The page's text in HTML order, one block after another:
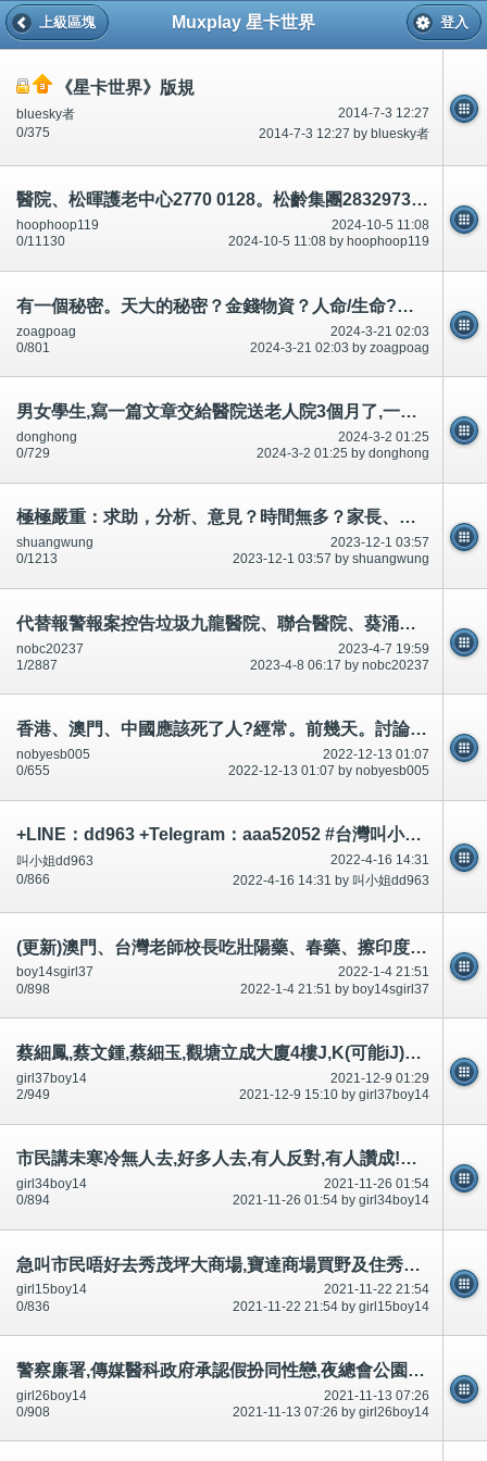
Muxplay 星卡世界
上級區塊 登入
《星卡世界》版規
2014-7-3 12:27
bluesky者
2014-7-3 12:27 by bluesky者
0/375
醫院、松暉護老中心2770 0128。松齡集團28329737知道病人吃/食多少.餵食
2024-10-5 11:08
hoophoop119
2024-10-5 11:08 by hoophoop119
0/11130
有一個秘密。天大的秘密？金錢物資？人命/生命?叫容逸郎小學監護人62210969每一個人都不同/唔同!香港中國
2024-3-21 02:03
zoagpoag
2024-3-21 02:03 by zoagpoag
0/801
男女學生,寫一篇文章交給醫院送老人院3個月了,一天不給/唔俾80歲8杯水,20歲20杯,廁所8次～蘇志豪/蘇貴利61361681
2024-3-2 01:25
donghong
2024-3-2 01:25 by donghong
0/729
極極嚴重：求助，分析、意見？時間無多？家長、學生。
2023-12-1 03:57
shuangwung
2023-12-1 03:57 by shuangwung
0/1213
代替報警報案控告垃圾九龍醫院、聯合醫院、葵涌醫院、容鳳書診所。承認多次合謀犯法犯罪。
2023-4-7 19:59
nobc20237
2023-4-8 06:17 by nobc20237
1/2887
香港、澳門、中國應該死了人?經常。前幾天。討論區/twitter/論壇有說有講.應該記得,引誘迷惑、升職事情等等
2022-12-13 01:07
nobyesb005
2022-12-13 01:07 by nobyesb005
0/655
+LINE：dd963 +Telegram：aaa52052 #台灣叫小姐 #台中叫小姐 #台北叫小姐 #高雄叫小姐 #新竹叫小姐 #台南叫小姐 #彰化叫小
2022-4-16 14:31
叫小姐dd963
2022-4-16 14:31 by 叫小姐dd963
0/866
(更新)澳門、台灣老師校長吃壯陽藥、春藥、擦印度神油,利用動停法,延遲射精,市民不可以吃和有問題~相片公開
2022-1-4 21:51
boy14sgirl37
2022-1-4 21:51 by boy14sgirl37
0/898
蔡細鳳,蔡文鍾,蔡細玉,觀塘立成大廈4樓J,K(可能iJ)二樓,國際刑警,FBI臥底-公開
2021-12-9 01:29
girl37boy14
2021-12-9 15:10 by girl37boy14
2/949
市民講未寒冷無人去,好多人去,有人反對,有人讚成!立法,正經男女可以沙灘裸曬裸泳-公開
2021-11-26 01:54
girl34boy14
2021-11-26 01:54 by girl34boy14
0/894
急叫市民唔好去秀茂坪大商場,寶達商場買野及住秀茂坪南村,安泰村寶達村申請調遷,好多討論區有講-公開
2021-11-22 21:54
girl15boy14
2021-11-22 21:54 by girl15boy14
0/836
警察廉署,傳媒醫科政府承認假扮同性戀,夜總會公園私家車,沙灘脫光裸體引誘迷惑市民,不可以豁免犯法和升職
2021-11-13 07:26
girl26boy14
2021-11-13 07:26 by girl26boy14
0/908